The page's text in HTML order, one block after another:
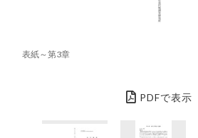
表紙～第3章
PDFで表示